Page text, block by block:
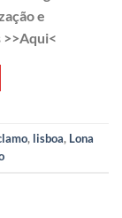
e
, lisboa, Lona